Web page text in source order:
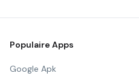
Populaire Apps
Google Apk